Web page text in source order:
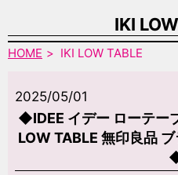
IKI
HOME IKI LOW TABLE
2025/05/01
◆IDEE イデー ローテー
LOW TABLE 無印良品